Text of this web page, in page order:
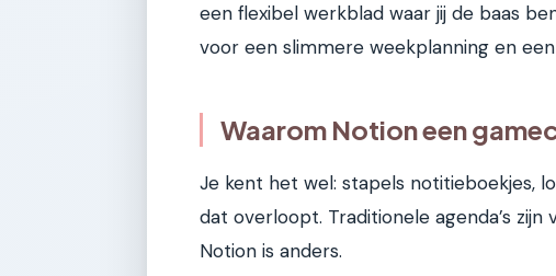
een flexibel werkblad waar jij de baas
voor een slimmere weekplanning en
Waarom Notion een
Je kent het wel: stapels notitieboekjes,
dat overloopt. Traditionele agenda’s
Notion is anders.